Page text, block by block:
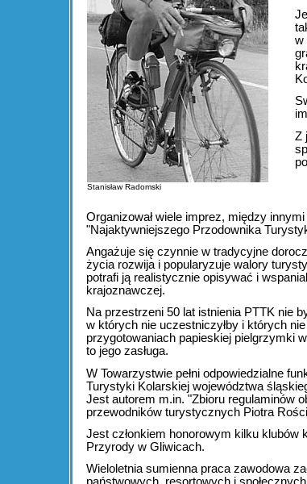
Stanisław Radomski
w
Z
Organizował wiele imprez, między
"Najaktywniejszego Przodownika
Angażuje się czynnie w tradycyjne
życia rozwija i popularyzuje walory
potrafi ją realistycznie opisywać i
krajoznawczej.
Na przestrzeni 50 lat istnienia PTTK nie
w których nie uczestniczyłby i których
przygotowaniach papieskiej pielgrzymki
to jego zasługa.
W Towarzystwie pełni odpowiedzialne
Turystyki Kolarskiej województwa
Jest autorem m.in. "Zbioru regulaminów
przewodników turystycznych Piotra
Jest członkiem honorowym kilku
Przyrody w Gliwicach.
Wieloletnia sumienna praca zawodowa